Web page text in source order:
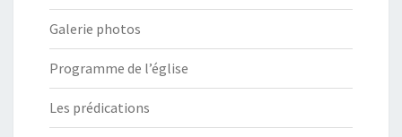
Galerie photos
Programme de l’église
Les prédications